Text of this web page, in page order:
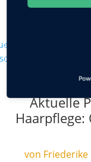
Aktuelle
von Friederike